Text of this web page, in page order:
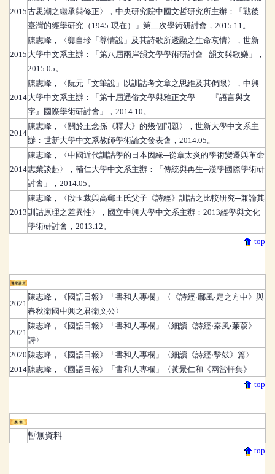
2015古思潮之繼承與修正〉，中央研究院中國文哲研究所主辦：「戰後
臺灣的經學研究（1945-現在）」第二次學術研討會，2015.11。
2015
陳志峰 ，
〈龔自珍「尊情說」及其詩歌所透顯之生命哀情〉，世新
大學中文系主辦：「第八屆兩岸韻文學學術研討會─韻文與歌樂」，
2015.05。
2014
陳志峰 ，
〈阮元「文筆說」以訓詁考文章之思維及其侷限〉，中興
大學中文系主辦：「第十屆通俗文學與雅正文學――『語言與文
字』國際學術研討會」，2014.10。
2014
陳志峰 ，
〈關於王念孫《釋大》的幾個問題〉，世新大學中文系主
辦：世新大學中文系教師學術論文發表會，2014.05。
2014
陳志峰 ，
〈中國近代訓詁學的日本因緣─從章太炎的學術變遷與革命
志業談起〉，輔仁大學中文系主辦：「傳統與再生─漢學國際學術研
討會」，2014.05。
2013
陳志峰 ，
〈段玉裁與高郵王氏父子《詩經》訓詁之比較研究─兼論其
訓詁原理之差異性〉，國立中興大學中文系主辦：2013經學與文化
學術研討會，2013.12。
top
2021
陳志峰 ，
《國語日報》「書和人專欄」〈《詩經‧鄘風‧定之方中》與
春秋衛國中興之君衛文公〉
2021
陳志峰 ，
《國語日報》「書和人專欄」〈細讀《詩經‧秦風‧蒹葭》
詩〉
2020 陳志峰 ，
《國語日報》「書和人專欄」〈細讀《詩經‧擊鼓》篇〉
2014陳志峰 ，
《國語日報》「書和人專欄」〈黃景仁和《兩當軒集》
top
暫無資料
top